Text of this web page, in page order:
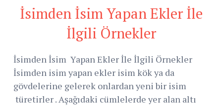
İsimden İsim Yapan Ekler İle
İlgili Örnekler
İsimden İsim Yapan Ekler İle İlgili Örnekler
İsimden isim yapan ekler isim kök ya da
gövdelerine gelerek onlardan yeni bir isim
türetirler . Aşağıdaki cümlelerde yer alan altı